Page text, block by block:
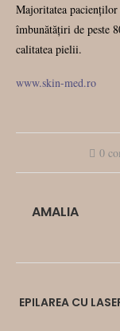
Majoritatea pacienților
îmbunătățiri de peste
calitatea pielii.
www.skin-med.ro
0
AMALIA
EPILAREA CU